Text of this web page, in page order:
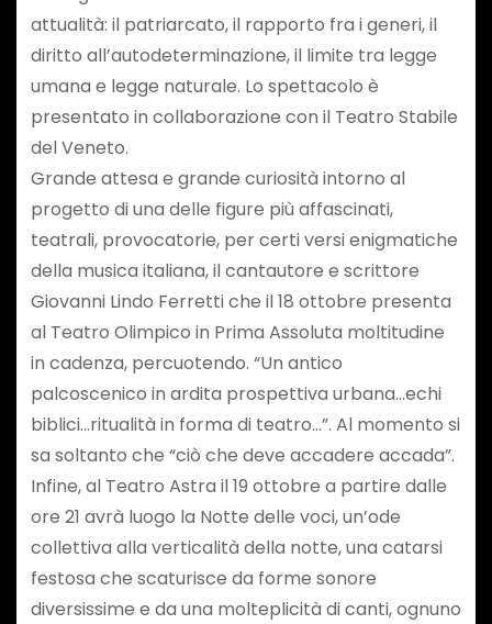
attualità: il patriarcato, il rapporto fra i generi, il
diritto all’autodeterminazione, il limite tra legge
umana e legge naturale. Lo spettacolo è
presentato in collaborazione con il Teatro Stabile
del Veneto.
Grande attesa e grande curiosità intorno al
progetto di una delle figure più affascinati,
teatrali, provocatorie, per certi versi enigmatiche
della musica italiana, il cantautore e scrittore
Giovanni Lindo Ferretti che il 18 ottobre presenta
al Teatro Olimpico in Prima Assoluta moltitudine
in cadenza, percuotendo. “Un antico
palcoscenico in ardita prospettiva urbana…echi
biblici…ritualità in forma di teatro…”. Al momento si
sa soltanto che “ciò che deve accadere accada”.
Infine, al Teatro Astra il 19 ottobre a partire dalle
ore 21 avrà luogo la Notte delle voci, un’ode
collettiva alla verticalità della notte, una catarsi
festosa che scaturisce da forme sonore
diversissime e da una molteplicità di canti, ognuno